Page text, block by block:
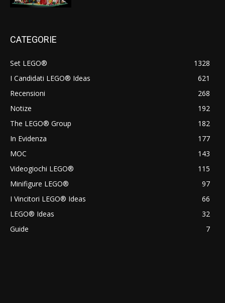
CATEGORIE
Set LEGO®
1328
I Candidati LEGO® Ideas
621
Recensioni
268
Notize
192
The LEGO® Group
182
In Evidenza
177
MOC
143
Videogiochi LEGO®
115
Minifigure LEGO®
97
I Vincitori LEGO® Ideas
66
LEGO® Ideas
32
Guide
7